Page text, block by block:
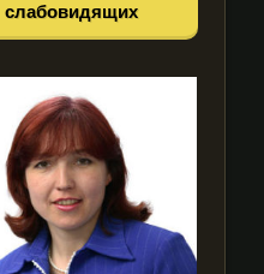
слабовидящих